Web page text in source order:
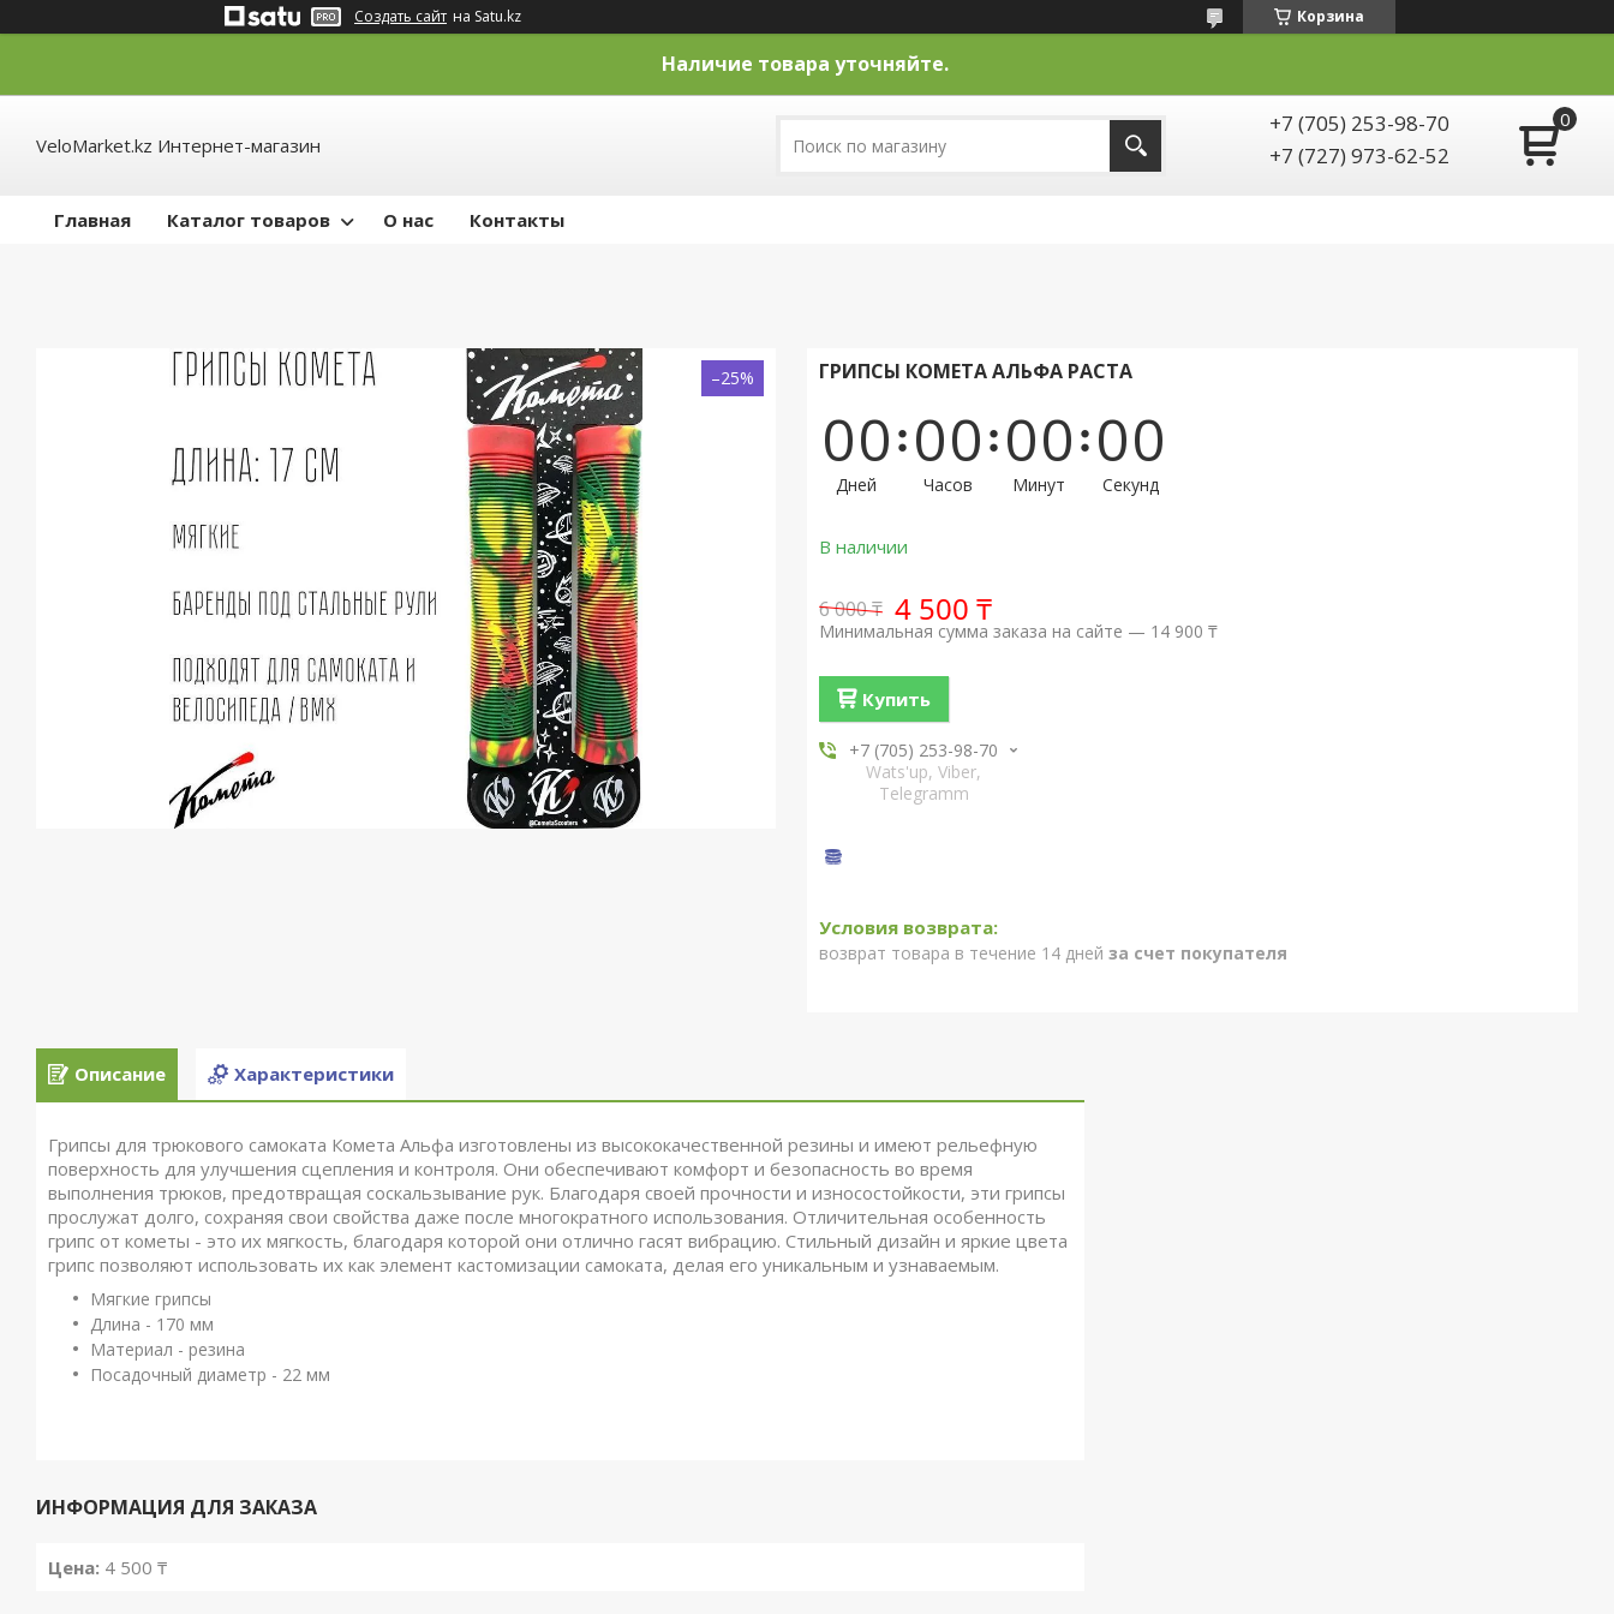
Создать сайт на Satu.kz Корзина
Наличие товара уточняйте.
VeloMarket.kz Интернет-магазин
+7 (705) 253-98-70
+7 (727) 973-62-52
Главная Каталог товаров О нас Контакты
–25% ГРИПСЫ КОМЕТА АЛЬФА РАСТА
00
Дней
00
Часов
00
Минут
00
Секунд
В наличии
6 000 ₸ 4 500 ₸
Минимальная сумма заказа на сайте — 14 900 ₸
Купить
+7 (705) 253-98-70
Wats'up, Viber,
Telegramm
возврат товара в течение 14 дней за счет покупателя
Описание Характеристики
Грипсы для трюкового самоката Комета Альфа изготовлены из высококачественной резины и имеют рельефную
поверхность для улучшения сцепления и контроля. Они обеспечивают комфорт и безопасность во время
выполнения трюков, предотвращая соскальзывание рук. Благодаря своей прочности и износостойкости, эти грипсы
прослужат долго, сохраняя свои свойства даже после многократного использования. Отличительная особенность
грипс от кометы - это их мягкость, благодаря которой они отлично гасят вибрацию. Стильный дизайн и яркие цвета
грипс позволяют использовать их как элемент кастомизации самоката, делая его уникальным и узнаваемым.
Мягкие грипсы
Длина - 170 мм
Материал - резина
Посадочный диаметр - 22 мм
ИНФОРМАЦИЯ ДЛЯ ЗАКАЗА
Цена: 4 500 ₸